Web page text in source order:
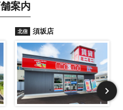
案内
北信 須坂店